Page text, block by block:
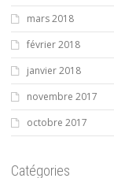
mars 2018
février 2018
janvier 2018
novembre 2017
octobre 2017
Catégories